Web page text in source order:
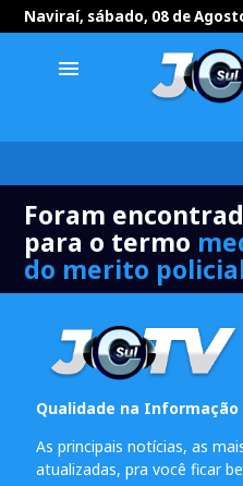
Naviraí, sábado, 08 de
menu
Foram
para o termo
do merito
Qualidade na Informação
As principais notícias, as
atualizadas, pra você ficar